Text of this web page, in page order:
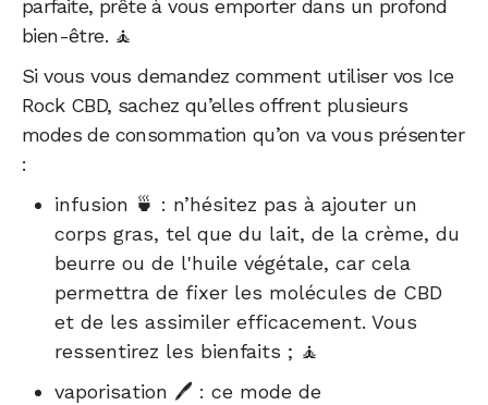
parfaite, prête à vous emporter dans un profond
bien-être. 🧘
Si vous vous demandez comment utiliser vos Ice
Rock CBD, sachez qu’elles offrent plusieurs
modes de consommation qu’on va vous présenter
:
infusion 🍵 : n’hésitez pas à ajouter un
corps gras, tel que du lait, de la crème, du
beurre ou de l'huile végétale, car cela
permettra de fixer les molécules de CBD
et de les assimiler efficacement. Vous
ressentirez les bienfaits ; 🧘
vaporisation 🖊️ : ce mode de